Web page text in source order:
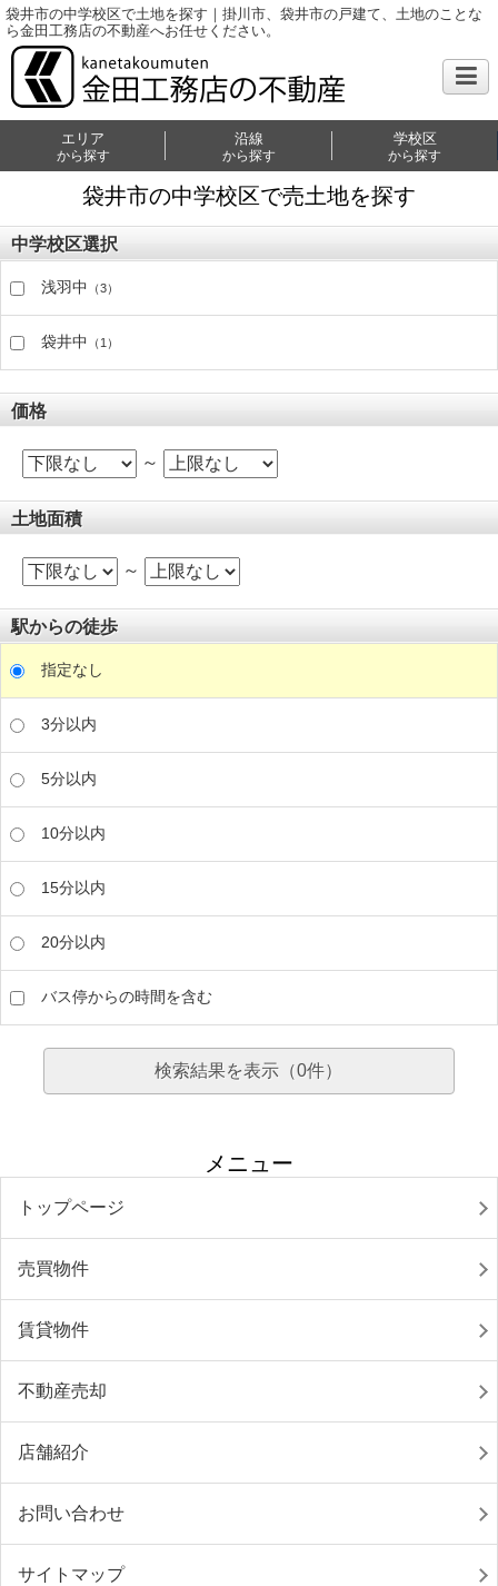
袋井市の中学校区で土地を探す｜掛川市、袋井市の戸建て、土地のことな
ら金田工務店の不動産へお任せください。
エリア
から探す
沿線
から探す
学校区
から探す
袋井市の中学校区で売土地を探す
中学校区選択
浅羽中 （3）
袋井中 （1）
価格
～
土地面積
～
駅からの徒歩
指定なし
3分以内
5分以内
10分以内
15分以内
20分以内
バス停からの時間を含む
検索結果を表示（0件）
メニュー
トップページ
売買物件
賃貸物件
不動産売却
店舗紹介
お問い合わせ
サイトマップ